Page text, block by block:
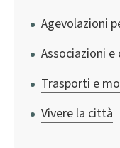
Agevolazioni
Associazioni
Trasporti e
Vivere la città